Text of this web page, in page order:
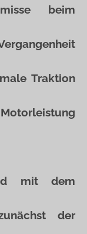
beim
Traktion
mit dem
der